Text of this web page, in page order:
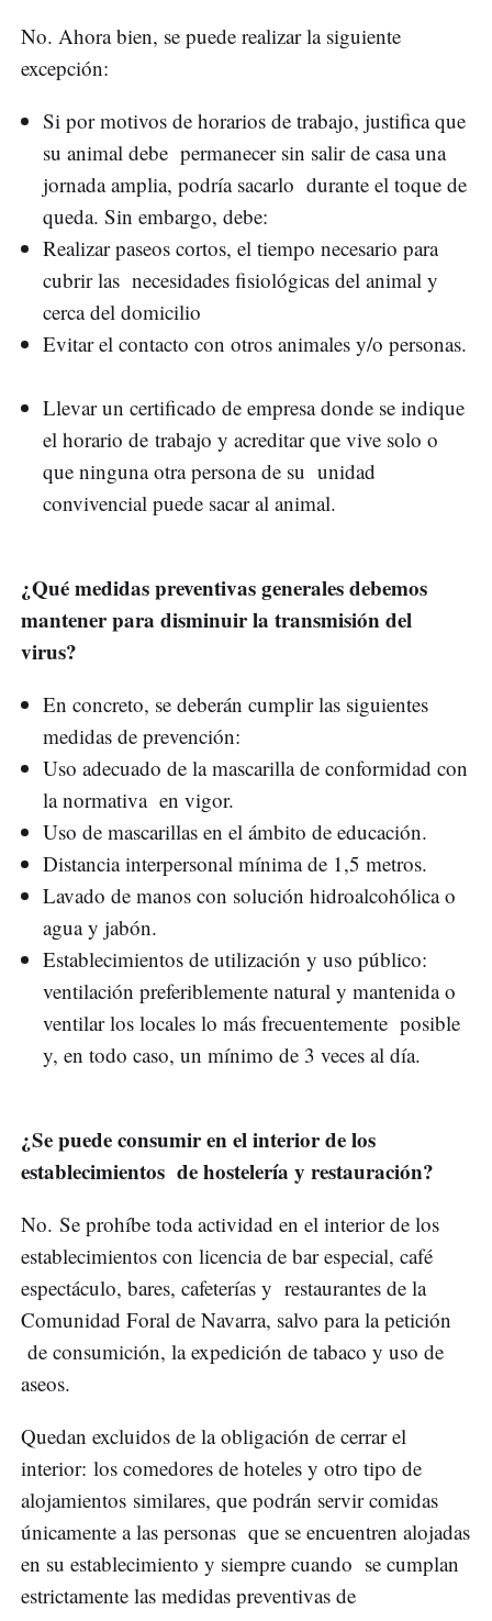
No. Ahora bien, se puede realizar la siguiente
excepción:
Si por motivos de horarios de trabajo, justifica que
su animal debe permanecer sin salir de casa una
jornada amplia, podría sacarlo durante el toque de
queda. Sin embargo, debe:
Realizar paseos cortos, el tiempo necesario para
cubrir las necesidades fisiológicas del animal y
cerca del domicilio
Evitar el contacto con otros animales y/o personas.
Llevar un certificado de empresa donde se indique
el horario de trabajo y acreditar que vive solo o
que ninguna otra persona de su unidad
convivencial puede sacar al animal.
¿Qué medidas preventivas generales debemos
mantener para disminuir la transmisión del
virus?
En concreto, se deberán cumplir las siguientes
medidas de prevención:
Uso adecuado de la mascarilla de conformidad con
la normativa en vigor.
Uso de mascarillas en el ámbito de educación.
Distancia interpersonal mínima de 1,5 metros.
Lavado de manos con solución hidroalcohólica o
agua y jabón.
Establecimientos de utilización y uso público:
ventilación preferiblemente natural y mantenida o
ventilar los locales lo más frecuentemente posible
y, en todo caso, un mínimo de 3 veces al día.
¿Se puede consumir en el interior de los
establecimientos de hostelería y restauración?
No. Se prohíbe toda actividad en el interior de los
establecimientos con licencia de bar especial, café
espectáculo, bares, cafeterías y restaurantes de la
Comunidad Foral de Navarra, salvo para la petición
de consumición, la expedición de tabaco y uso de
aseos.
Quedan excluidos de la obligación de cerrar el
interior: los comedores de hoteles y otro tipo de
alojamientos similares, que podrán servir comidas
únicamente a las personas que se encuentren alojadas
en su establecimiento y siempre cuando se cumplan
estrictamente las medidas preventivas de